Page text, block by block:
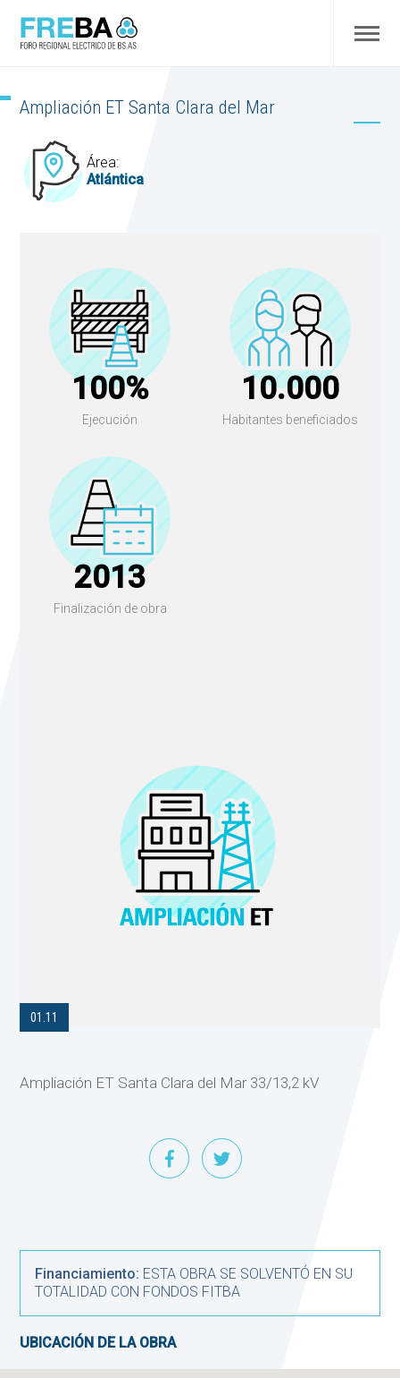
Ampliación ET Santa Clara del Mar
Área:
Atlántica
01.11
Ampliación ET Santa Clara del Mar 33/13,2 kV
Financiamiento: ESTA OBRA SE SOLVENTÓ EN SU
TOTALIDAD CON FONDOS FITBA
100%
Ejecución
10.000
Habitantes beneficiados
2013
Finalización de obra
UBICACIÓN DE LA OBRA